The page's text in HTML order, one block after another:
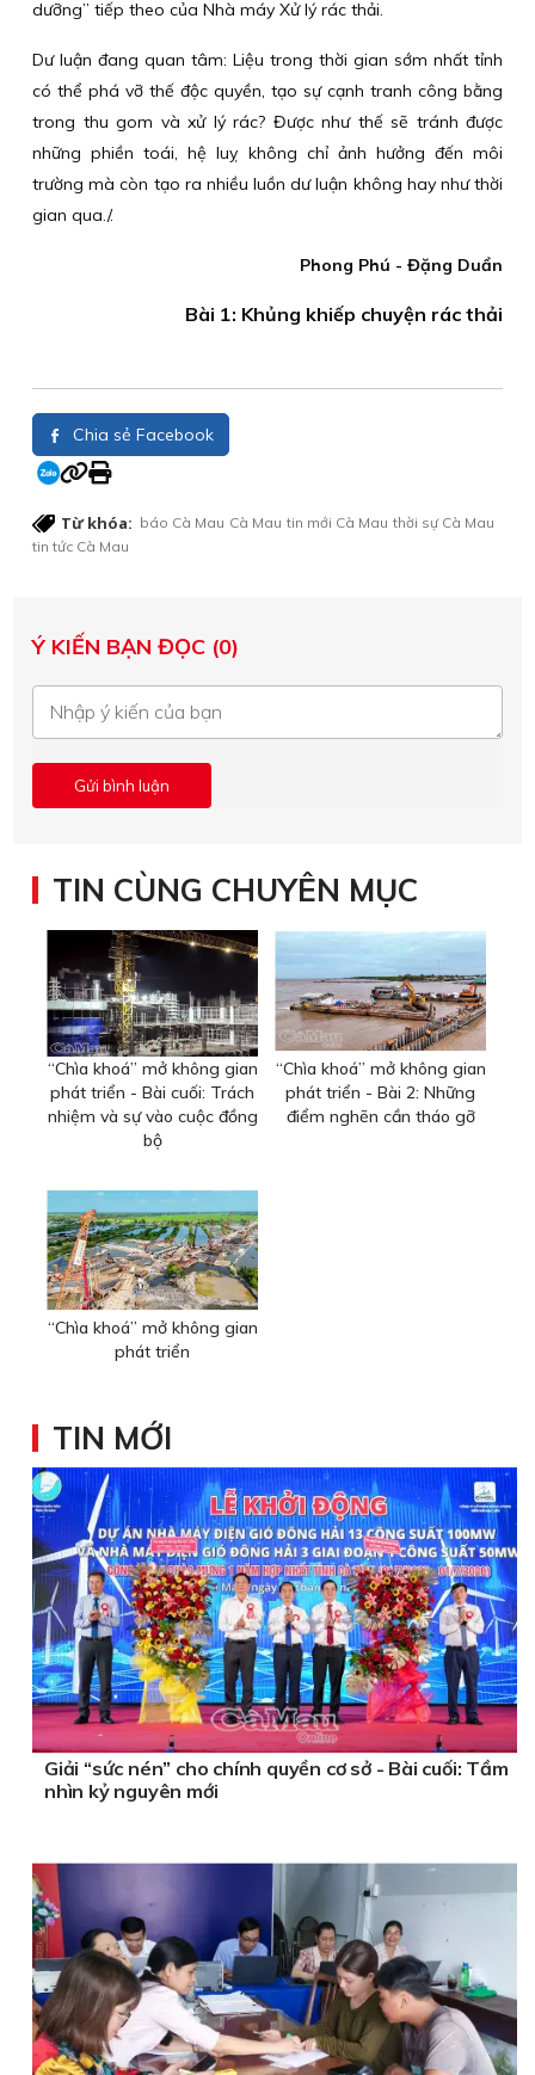
dưỡng” tiếp theo của Nhà máy Xử lý rác thải.
Dư luận đang quan tâm: Liệu trong thời gian sớm nhất tỉnh
có thể phá vỡ thế độc quyền, tạo sự cạnh tranh công bằng
trong thu gom và xử lý rác? Được như thế sẽ tránh được
những phiền toái, hệ luỵ không chỉ ảnh hưởng đến môi
trường mà còn tạo ra nhiều luồn dư luận không hay như thời
gian qua./.
Phong Phú - Đặng Duẩn
Bài 1: Khủng khiếp chuyện rác thải
Chia sẻ Facebook
Từ khóa: báo Cà Mau Cà Mau tin mới Cà Mau thời sự Cà Mau
tin tức Cà Mau
Ý KIẾN BẠN ĐỌC (0)
TIN CÙNG CHUYÊN MỤC
“Chìa khoá” mở không gian
phát triển - Bài cuối: Trách
nhiệm và sự vào cuộc đồng
bộ
“Chìa khoá” mở không gian
phát triển - Bài 2: Những
điểm nghẽn cần tháo gỡ
“Chìa khoá” mở không gian
phát triển
TIN MỚI
Giải “sức nén” cho chính quyền cơ sở - Bài cuối: Tầm
nhìn kỷ nguyên mới